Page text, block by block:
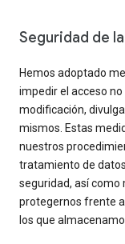
Seguridad de
Hemos adoptado
impedir el acceso
modificación,
mismos. Estas
nuestros
tratamiento de
seguridad, así como
protegernos frente
los que